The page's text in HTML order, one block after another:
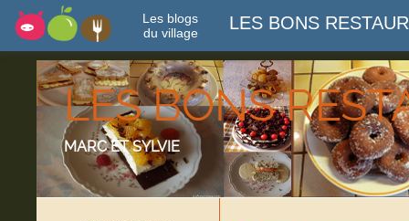
Les blogs
du village
LES BONS
LES BONS
MARC ET SYLVIE